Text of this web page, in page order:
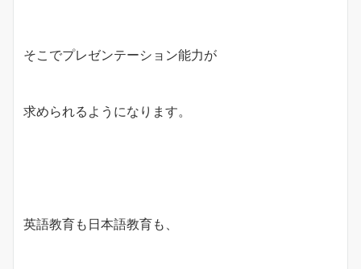
そこでプレゼンテーション能力が
求められるようになります。
英語教育も日本語教育も、